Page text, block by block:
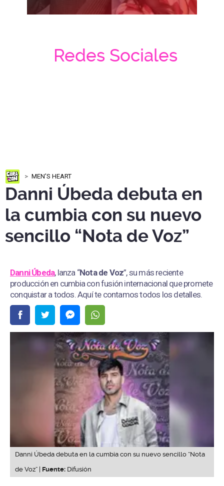
Redes Sociales
MEN'S HEART
Danni Úbeda debuta en
la cumbia con su nuevo
sencillo “Nota de Voz”
Danni Úbeda, lanza “Nota de Voz”, su más reciente
producción en cumbia con fusión internacional que promete
conquistar a todos. Aquí te contamos todos los detalles.
Danni Úbeda debuta en la cumbia con su nuevo sencillo “Nota
de Voz” | Fuente: Difusión